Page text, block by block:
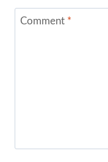
Comment *